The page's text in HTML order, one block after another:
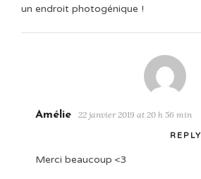
un endroit photogénique !
Amélie 22 janvier 2019 at 20 h 56 min
REPLY
Merci beaucoup <3